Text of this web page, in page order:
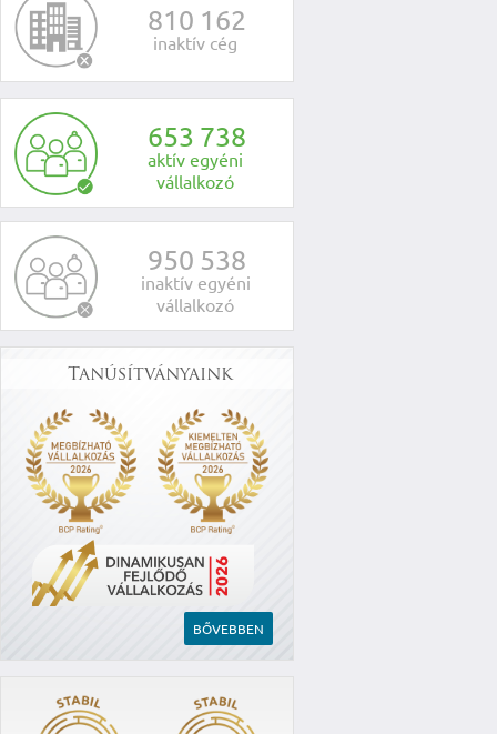
810 162
inaktív cég
653 738
aktív egyéni
vállalkozó
950 538
inaktív egyéni
vállalkozó
Tanúsítványaink
BŐVEBBEN